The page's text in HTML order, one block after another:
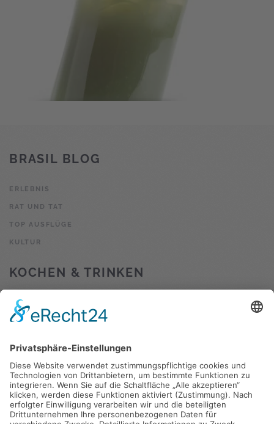
BRASIL BLOG
ERLEBNIS
RAT UND TAT
TOP AUSFLÜGE
KULTUR
KOCHEN & TRINKEN
KOCHEN & BACKEN
COCKTAILS
RECHTLICHES
IMPRESSUM
DATENSCHUTZ